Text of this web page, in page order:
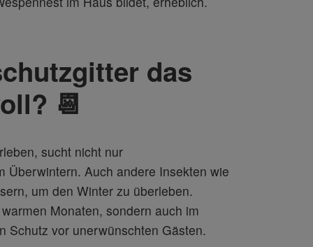
das
📆
sucht nicht nur
Überwintern. Auch andere Insekten wie
um den Winter zu überleben.
Monaten, sondern auch im
Schutz vor unerwünschten Gästen.